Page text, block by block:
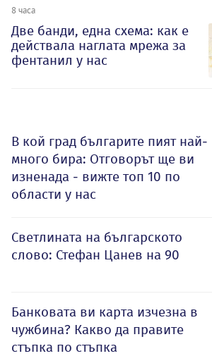
8 часа
Две банди, една схема: как е
действала наглата мрежа за
фентанил у нас
В кой град българите пият най-
много бира: Отговорът ще ви
изненада - вижте топ 10 по
области у нас
Светлината на българското
слово: Стефан Цанев на 90
Банковата ви карта изчезна в
чужбина? Какво да правите
стъпка по стъпка